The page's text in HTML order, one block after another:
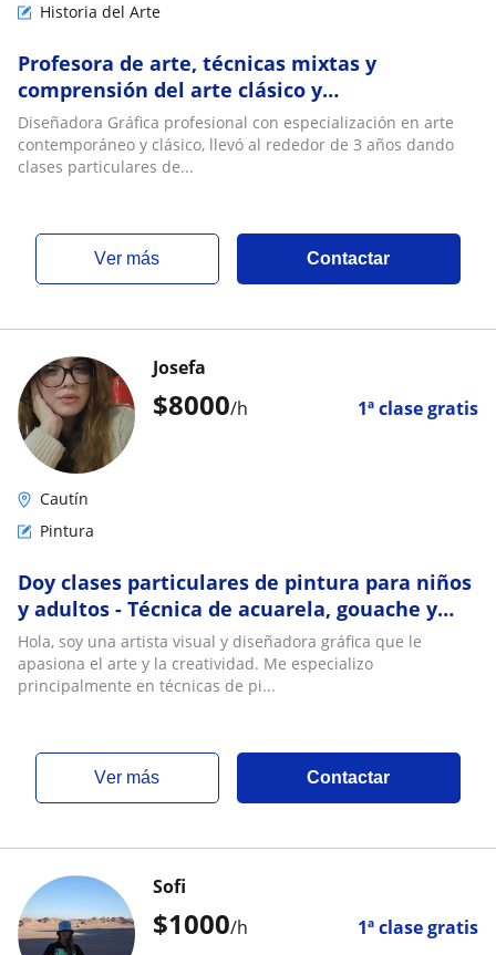
Historia del Arte
Profesora de arte, técnicas mixtas y
comprensión del arte clásico y
contemporáneo
Diseñadora Gráfica profesional con especialización en arte
contemporáneo y clásico, llevó al rededor de 3 años dando
clases particulares de...
ver más Contactar
$8000/h 1ª clase gratis
Josefa
Cautín
Pintura
Doy clases particulares de pintura para niños
y adultos - Técnica de acuarela, gouache y
óleos
Hola, soy una artista visual y diseñadora gráfica que le
apasiona el arte y la creatividad. Me especializo
principalmente en técnicas de pi...
ver más Contactar
$1000/h 1ª clase gratis
Sofi